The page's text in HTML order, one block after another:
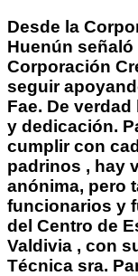
Desde la
Huenún
Corporación
seguir
Fae. De
y dedicación.
cumplir con
padrinos , hay
anónima, pero
funcionarios y
del Centro de
Valdivia , con
Técnica sra.